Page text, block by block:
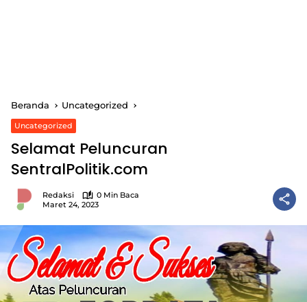
Beranda Uncategorized
Uncategorized
Selamat Peluncuran
SentralPolitik.com
Redaksi
0 Min Baca
Maret 24, 2023